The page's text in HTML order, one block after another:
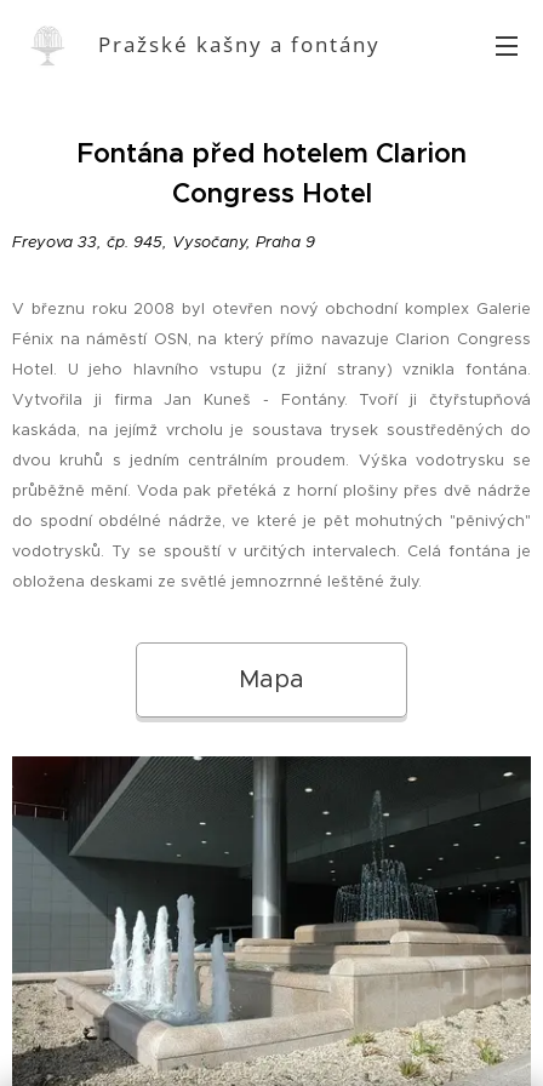
Pražské kašny a fontány
Fontána před hotelem Clarion
Congress Hotel
Freyova 33, čp. 945, Vysočany, Praha 9
V březnu roku 2008 byl otevřen nový obchodní komplex Galerie
Fénix na náměstí OSN, na který přímo navazuje Clarion Congress
Hotel. U jeho hlavního vstupu (z jižní strany) vznikla fontána.
Vytvořila ji firma Jan Kuneš - Fontány. Tvoří ji čtyřstupňová
kaskáda, na jejímž vrcholu je soustava trysek soustředěných do
dvou kruhů s jedním centrálním proudem. Výška vodotrysku se
průběžně mění. Voda pak přetéká z horní plošiny přes dvě nádrže
do spodní obdélné nádrže, ve které je pět mohutných "pěnivých"
vodotrysků. Ty se spouští v určitých intervalech. Celá fontána je
obložena deskami ze světlé jemnozrnné leštěné žuly.
Mapa